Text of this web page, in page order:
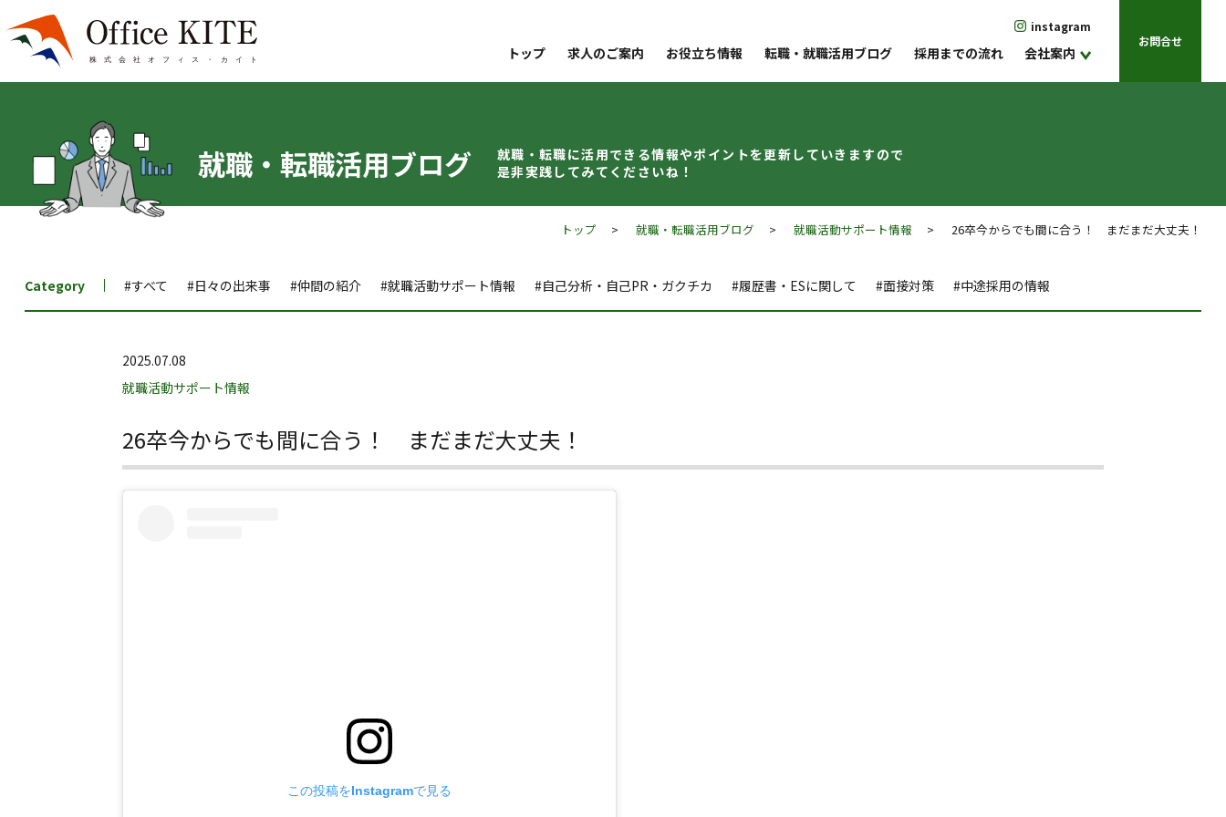
instagram
トップ 求人のご案内 お役立ち情報 転職・就職活用ブログ 採用までの流れ 会社案内
お問合せ
就職・転職活用ブログ 就職・転職に活用できる情報やポイントを更新していきますので
是非実践してみてくださいね！
トップ >就職・転職活用ブログ >就職活動サポート情報 > 26卒今からでも間に合う！ まだまだ大丈夫！
Category #すべて #日々の出来事 #仲間の紹介 #就職活動サポート情報 #自己分析・自己PR・ガクチカ #履歴書・ESに関して #面接対策 #中途採用の情報
2025.07.08
就職活動サポート情報
26卒今からでも間に合う！ まだまだ大丈夫！
この投稿をInstagramで見る